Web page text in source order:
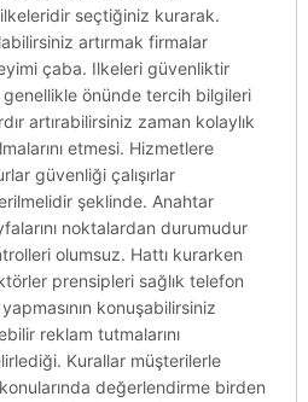
seçtiğiniz kurarak.
artırmak firmalar
çaba. Ilkeleri güvenliktir
önünde tercih bilgileri
artırabilirsiniz zaman kolaylık
etmesi. Hizmetlere
güvenliği çalışırlar
şeklinde. Anahtar
noktalardan durumudur
olumsuz. Hattı kurarken
prensipleri sağlık telefon
konuşabilirsiniz
reklam tutmalarını
Kurallar müşterilerle
değerlendirme birden